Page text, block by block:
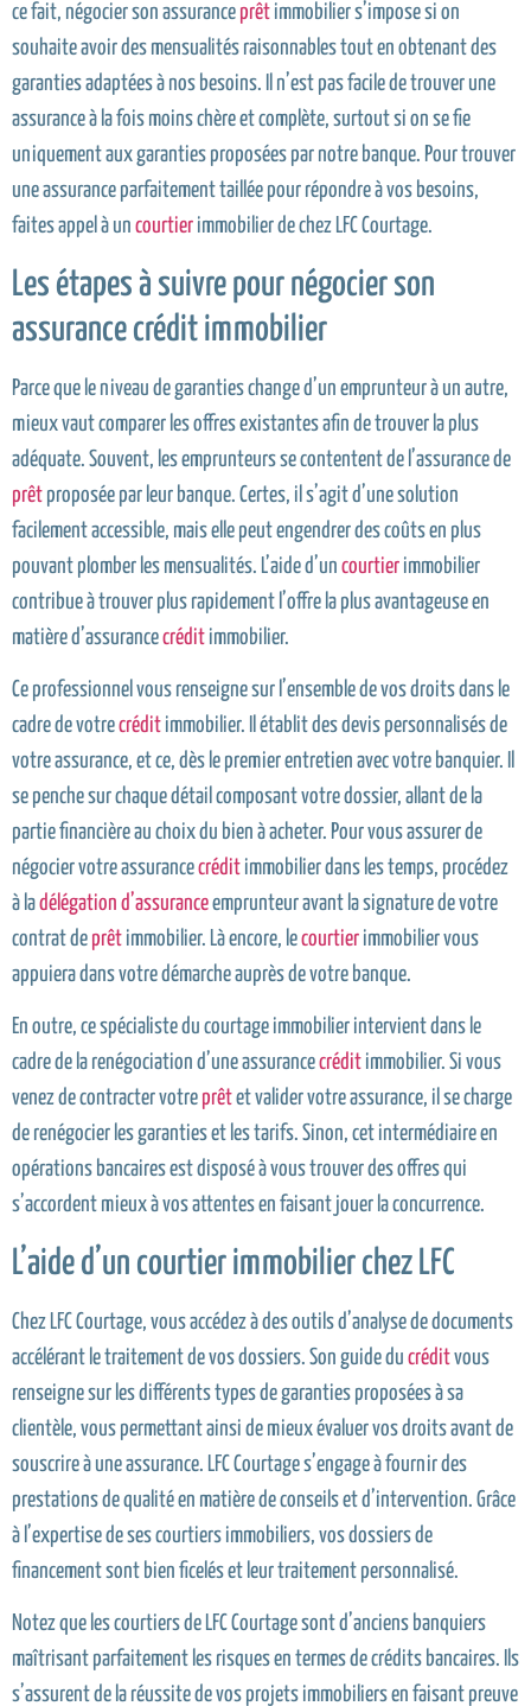
ce fait, négocier son assurance prêt immobilier s’impose si on
souhaite avoir des mensualités raisonnables tout en obtenant des
garanties adaptées à nos besoins. Il n’est pas facile de trouver une
assurance à la fois moins chère et complète, surtout si on se fie
uniquement aux garanties proposées par notre banque. Pour trouver
une assurance parfaitement taillée pour répondre à vos besoins,
faites appel à un courtier immobilier de chez LFC Courtage.
Les étapes à suivre pour négocier son
assurance crédit immobilier
Parce que le niveau de garanties change d’un emprunteur à un autre,
mieux vaut comparer les offres existantes afin de trouver la plus
adéquate. Souvent, les emprunteurs se contentent de l’assurance de
prêt proposée par leur banque. Certes, il s’agit d’une solution
facilement accessible, mais elle peut engendrer des coûts en plus
pouvant plomber les mensualités. L’aide d’un courtier immobilier
contribue à trouver plus rapidement l’offre la plus avantageuse en
matière d’assurancecrédit immobilier.
Ce professionnel vous renseigne sur l’ensemble de vos droits dans le
cadre de votrecrédit immobilier. Il établit des devis personnalisés de
votre assurance, et ce, dès le premier entretien avec votre banquier. Il
se penche sur chaque détail composant votre dossier, allant de la
partie financière au choix du bien à acheter. Pour vous assurer de
négocier votre assurancecrédit immobilier dans les temps, procédez
à ladélégation d’assuranceemprunteur avant la signature de votre
contrat de prêt immobilier. Là encore, lecourtier immobilier vous
appuiera dans votre démarche auprès de votre banque.
En outre, ce spécialiste du courtage immobilier intervient dans le
cadre de la renégociation d’une assurancecrédit immobilier. Si vous
venez de contracter votre prêtet valider votre assurance, il se charge
de renégocier les garanties et les tarifs. Sinon, cet intermédiaire en
opérations bancaires est disposé à vous trouver des offres qui
s’accordent mieux à vos attentes en faisant jouer la concurrence.
L’aide d’un courtier immobilier chez LFC
Chez LFC Courtage, vous accédez à des outils d’analyse de documents
accélérant le traitement de vos dossiers. Son guide du créditvous
renseigne sur les différents types de garanties proposées à sa
clientèle, vous permettant ainsi de mieux évaluer vos droits avant de
souscrire à une assurance. LFC Courtage s’engage à fournir des
prestations de qualité en matière de conseils et d’intervention. Grâce
à l’expertise de ses courtiers immobiliers, vos dossiers de
financement sont bien ficelés et leur traitement personnalisé.
Notez que les courtiers de LFC Courtage sont d’anciens banquiers
maîtrisant parfaitement les risques en termes de crédits bancaires. Ils
s’assurent de la réussite de vos projets immobiliers en faisant preuve